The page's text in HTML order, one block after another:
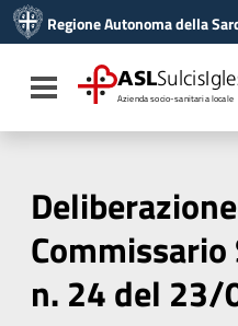
Vai al menu di navigazione
Vai al footer
Regione Autonoma della
Toggle navigation
ASL
Azienda socio-sanitaria locale
n. 24 del